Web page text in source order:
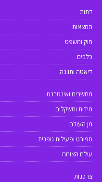
דתות
המצאות
חוק ומשפט
כלבים
דיאטה ותזונה
מחשבים ואינטרנט
מידות ומשקלים
מן העולם
ספורט ופעילות גופנית
עולם הצומח
צרכנות